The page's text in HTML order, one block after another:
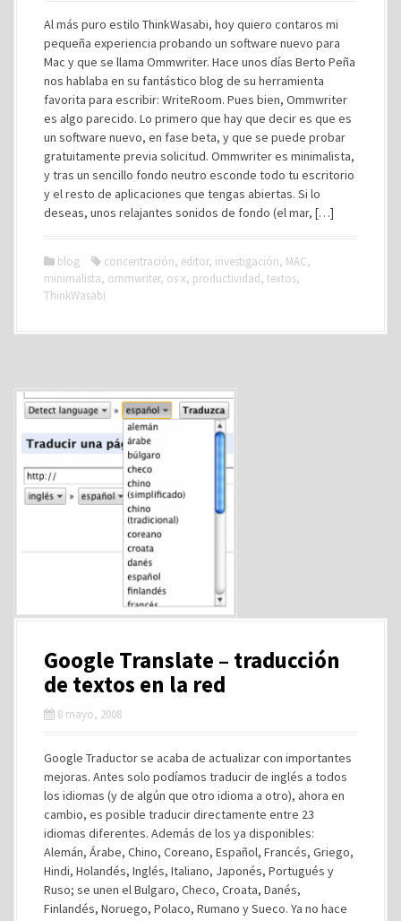
Al más puro estilo ThinkWasabi, hoy quiero contaros mi
pequeña experiencia probando un software nuevo para
Mac y que se llama Ommwriter. Hace unos días Berto Peña
nos hablaba en su fantástico blog de su herramienta
favorita para escribir: WriteRoom. Pues bien, Ommwriter
es algo parecido. Lo primero que hay que decir es que es
un software nuevo, en fase beta, y que se puede probar
gratuitamente previa solicitud. Ommwriter es minimalista,
y tras un sencillo fondo neutro esconde todo tu escritorio
y el resto de aplicaciones que tengas abiertas. Si lo
deseas, unos relajantes sonidos de fondo (el mar, […]
blog concentración, editor, investigación, MAC,
minimalista, ommwriter, os x, productividad, textos,
ThinkWasabi
Google Translate – traducción
de textos en la red
8 mayo, 2008
Google Traductor se acaba de actualizar con importantes
mejoras. Antes solo podíamos traducir de inglés a todos
los idiomas (y de algún que otro idioma a otro), ahora en
cambio, es posible traducir directamente entre 23
idiomas diferentes. Además de los ya disponibles:
Alemán, Árabe, Chino, Coreano, Español, Francés, Griego,
Hindi, Holandés, Inglés, Italiano, Japonés, Portugués y
Ruso; se unen el Bulgaro, Checo, Croata, Danés,
Finlandés, Noruego, Polaco, Rumano y Sueco. Ya no hace